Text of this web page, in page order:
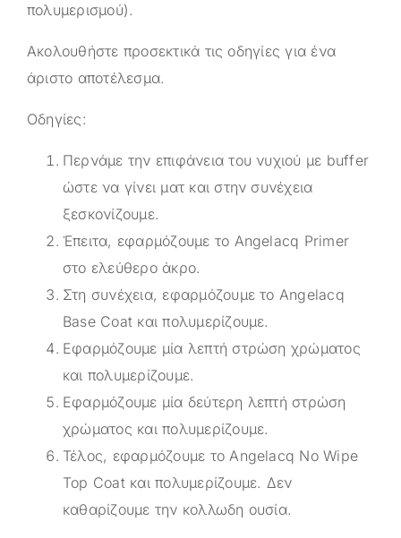
πολυμερισμού).
Ακολουθήστε προσεκτικά τις οδηγίες για ένα
άριστο αποτέλεσμα.
Οδηγίες:
Περνάμε την επιφάνεια του νυχιού με buffer
ώστε να γίνει ματ και στην συνέχεια
ξεσκονίζουμε.
Έπειτα, εφαρμόζουμε το Angelacq Primer
στο ελεύθερο άκρο.
Στη συνέχεια, εφαρμόζουμε το Angelacq
Base Coat και πολυμερίζουμε.
Εφαρμόζουμε μία λεπτή στρώση χρώματος
και πολυμερίζουμε.
Εφαρμόζουμε μία δεύτερη λεπτή στρώση
χρώματος και πολυμερίζουμε.
Τέλος, εφαρμόζουμε το Angelacq Νο Wipe
Top Coat και πολυμερίζουμε. Δεν
καθαρίζουμε την κολλωδη ουσία.